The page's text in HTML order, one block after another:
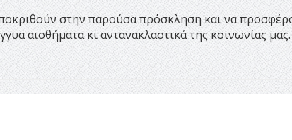
στην παρούσα πρόσκληση και να
αισθήματα κι αντανακλαστικά της κοινωνίας μας.